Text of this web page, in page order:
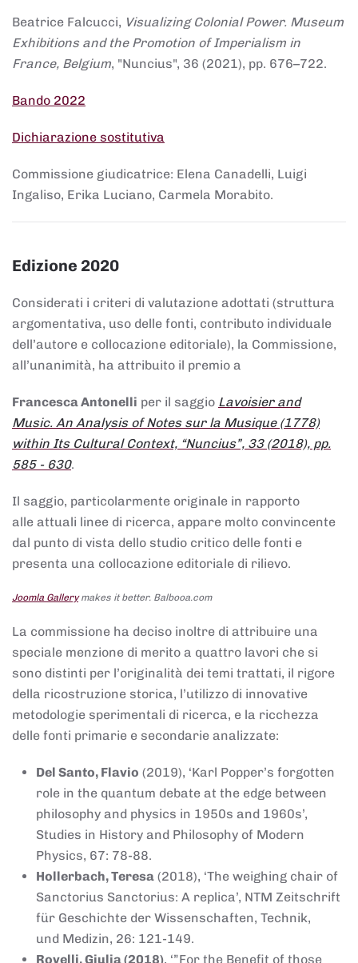
Beatrice Falcucci, Visualizing Colonial Power. Museum
Exhibitions and the Promotion of Imperialism in
France, Belgium, "Nuncius", 36 (2021), pp. 676–722.
Bando 2022
Dichiarazione sostitutiva
Commissione giudicatrice: Elena Canadelli, Luigi
Ingaliso, Erika Luciano, Carmela Morabito.
Edizione 2020
Considerati i criteri di valutazione adottati (struttura
argomentativa, uso delle fonti, contributo individuale
dell’autore e collocazione editoriale), la Commissione,
all’unanimità, ha attribuito il premio a
Francesca Antonelli per il saggio Lavoisier and
Music. An Analysis of Notes sur la Musique (1778)
within Its Cultural Context, “Nuncius”, 33 (2018), pp.
585 - 630.
Il saggio, particolarmente originale in rapporto
alle attuali linee di ricerca, appare molto convincente
dal punto di vista dello studio critico delle fonti e
presenta una collocazione editoriale di rilievo.
Joomla Gallerymakes it better. Balbooa.com
La commissione ha deciso inoltre di attribuire una
speciale menzione di merito a quattro lavori che si
sono distinti per l’originalità dei temi trattati, il rigore
della ricostruzione storica, l’utilizzo di innovative
metodologie sperimentali di ricerca, e la ricchezza
delle fonti primarie e secondarie analizzate:
Del Santo, Flavio (2019), ‘Karl Popper’s forgotten
role in the quantum debate at the edge between
philosophy and physics in 1950s and 1960s’,
Studies in History and Philosophy of Modern
Physics, 67: 78-88.
Hollerbach, Teresa (2018), ‘The weighing chair of
Sanctorius Sanctorius: A replica’, NTM Zeitschrift
für Geschichte der Wissenschaften, Technik,
und Medizin, 26: 121-149.
Rovelli, Giulia (2018), ‘”For the Benefit of those